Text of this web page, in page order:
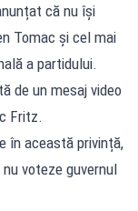
că nu își
Tomac și cel mai
a partidului.
de un mesaj video
Fritz.
în această privință,
voteze guvernul